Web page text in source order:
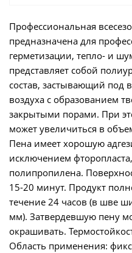
Профессиональная
предназначена для
герметизации, тепло- и
представляет собой
состав, застывающий под
воздуха с образованием
закрытыми порами. При
может увеличиться в
Пена имеет хорошую
исключением
полипропилена.
15-20 минут. Продукт
течение 24 часов (в шве
мм). Затвердевшую пену
окрашивать.
Область применения: